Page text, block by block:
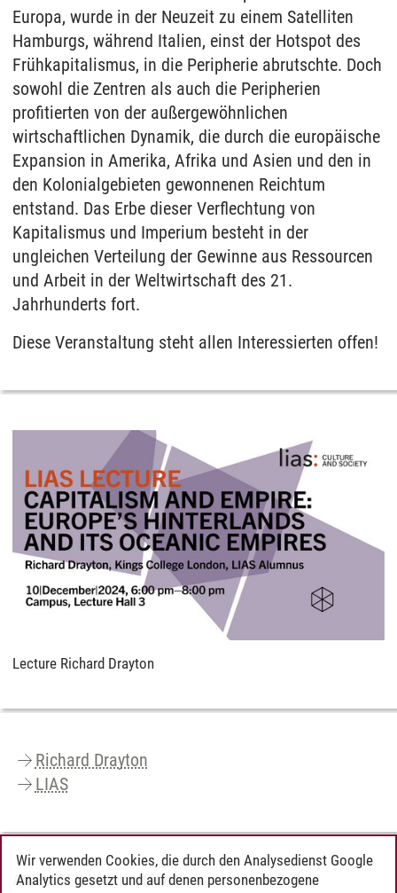
Europa, wurde in der Neuzeit zu einem Satelliten
Hamburgs, während Italien, einst der Hotspot des
Frühkapitalismus, in die Peripherie abrutschte. Doch
sowohl die Zentren als auch die Peripherien
profitierten von der außergewöhnlichen
wirtschaftlichen Dynamik, die durch die europäische
Expansion in Amerika, Afrika und Asien und den in
den Kolonialgebieten gewonnenen Reichtum
entstand. Das Erbe dieser Verflechtung von
Kapitalismus und Imperium besteht in der
ungleichen Verteilung der Gewinne aus Ressourcen
und Arbeit in der Weltwirtschaft des 21.
Jahrhunderts fort.
Diese Veranstaltung steht allen Interessierten offen!
Lecture Richard Drayton
Richard Drayton
LIAS
ANFRAGEN UND KONTAKT
Wir verwenden Cookies, die durch den Analysedienst Google
Analytics gesetzt und auf denen personenbezogene